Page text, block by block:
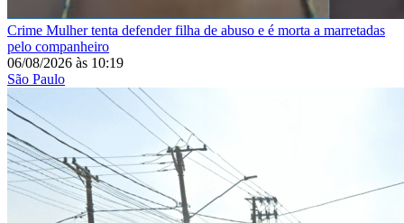
Crime Mulher tenta defender filha de abuso e é morta a marretadas
pelo companheiro
06/08/2026 às 10:19
São Paulo